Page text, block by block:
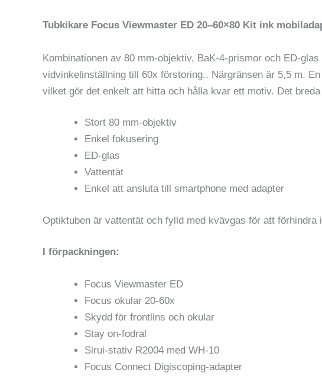
Tubkikare Focus Viewmaster ED 20–60×80 Kit ink
Kombinationen av 80 mm-objektiv, BaK-4-prismor och ED-
vidvinkelinställning till 60x förstoring.. Närgränsen är 5,5 m.
vilket gör det enkelt att hitta och hålla kvar ett motiv. Det
Stort 80 mm-objektiv
Enkel fokusering
ED-glas
Vattentät
Enkel att ansluta till smartphone med adapter
Optiktuben är vattentät och fylld med kvävgas för att förhindra
I förpackningen:
Focus Viewmaster ED
Focus okular 20-60x
Skydd för frontlins och okular
Stay on-fodral
Sirui-stativ R2004 med WH-10
Focus Connect Digiscoping-adapter